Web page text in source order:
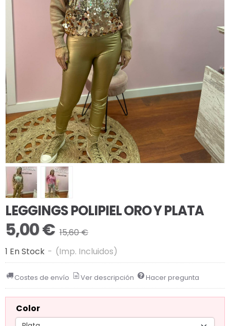
LEGGINGS POLIPIEL ORO Y PLATA
5,00 € 15,60 €
1 En Stock - (Imp. Incluidos)
Costes de envío Ver descripción Hacer pregunta
Color